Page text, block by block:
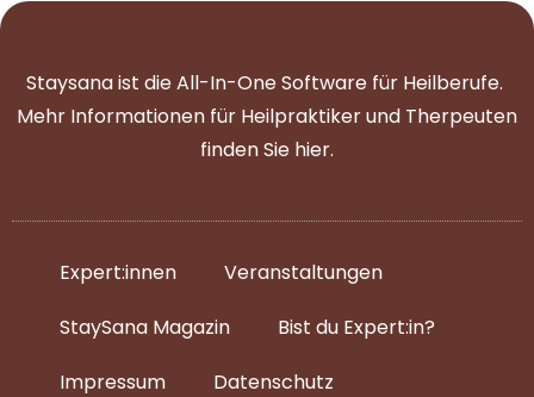
Staysana ist die All-In-One Software für Heilberufe.
Mehr Informationen für Heilpraktiker und Therpeuten
finden Sie hier.
Expert:innen
Veranstaltungen
StaySana Magazin​
Bist du Expert:in?
Impressum
Datenschutz